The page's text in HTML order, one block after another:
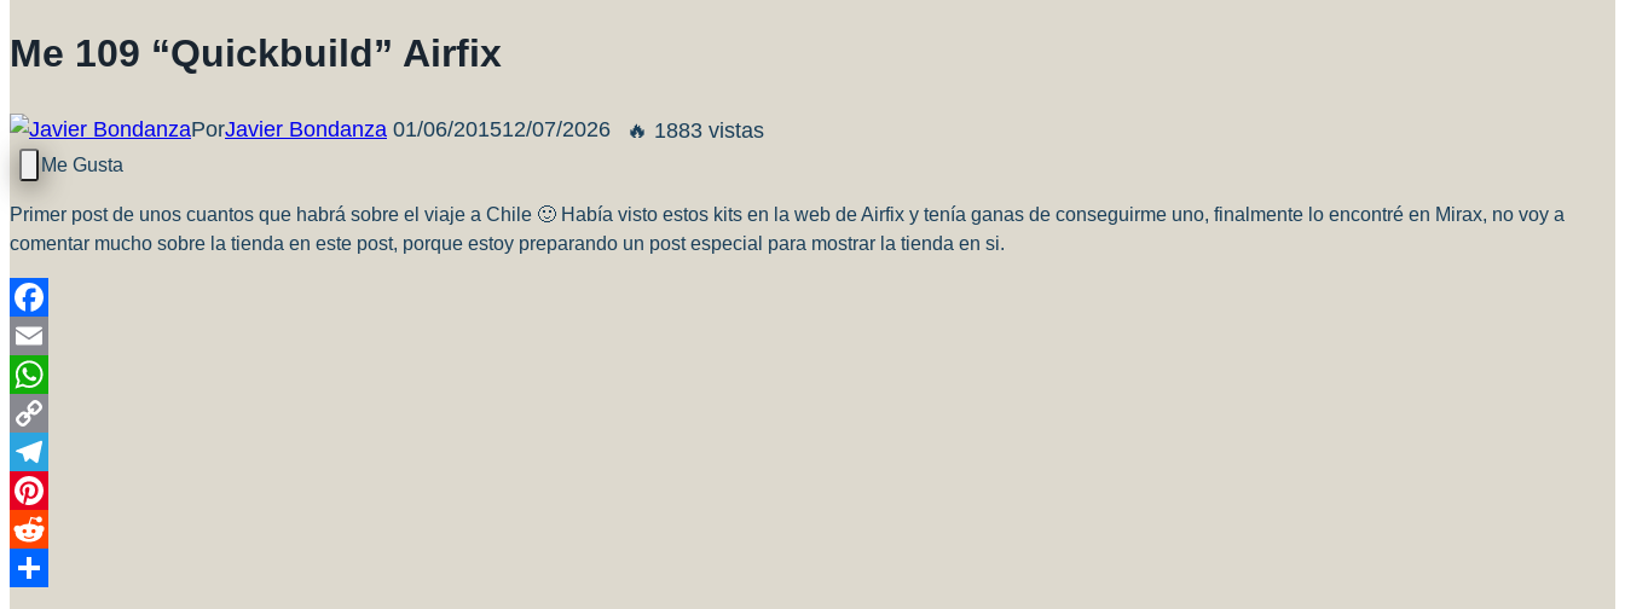
Me 109 “Quickbuild” Airfix
PorJavier Bondanza 01/06/201512/07/2026 🔥 1883 vistas
Primer post de unos cuantos que habrá sobre el viaje a Chile 🙂 Había visto estos kits en la web de Airfix y tenía ganas de conseguirme uno, finalmente lo encontré en Mirax, no voy a
comentar mucho sobre la tienda en este post, porque estoy preparando un post especial para mostrar la tienda en si.
Facebook
Email
WhatsApp
Copy
Link
Telegram
Pinterest
Reddit